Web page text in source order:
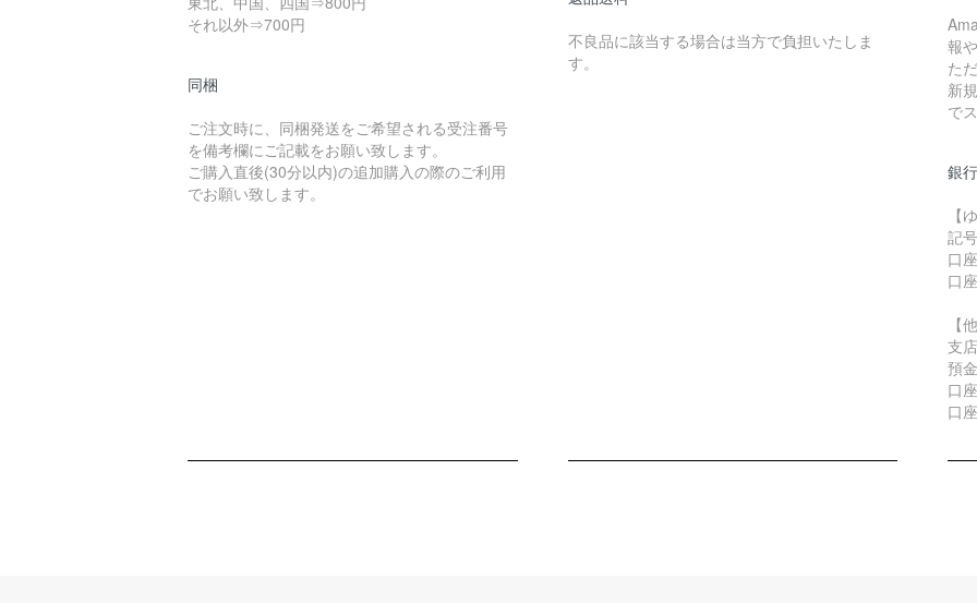
それ以外⇒700円
同梱
ご注文時に、同梱発送をご希望される受注番号
を備考欄にご記載をお願い致します。
ご購入直後(30分以内)の追加購入の際のご利用
でお願い致します。
不良品に該当する場合は当方で負担いたしま
す。
報
た
新
で
銀
【
記
口
口
【
支
預
口
口